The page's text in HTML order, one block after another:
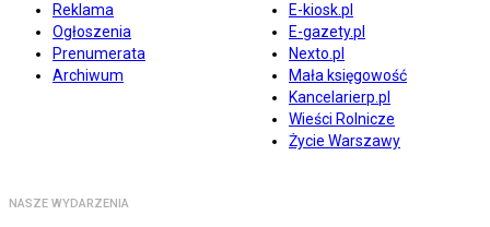
Reklama
Ogłoszenia
Prenumerata
Archiwum
E-kiosk.pl
E-gazety.pl
Nexto.pl
Mała księgowość
Kancelarierp.pl
Wieści Rolnicze
Życie Warszawy
NASZE WYDARZENIA